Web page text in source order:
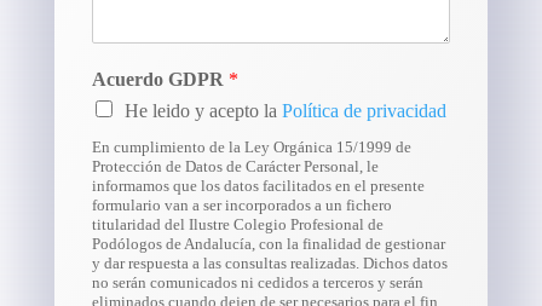
Acuerdo GDPR *
He leido y acepto la Política de privacidad
En cumplimiento de la Ley Orgánica 15/1999 de
Protección de Datos de Carácter Personal, le
informamos que los datos facilitados en el presente
formulario van a ser incorporados a un fichero
titularidad del Ilustre Colegio Profesional de
Podólogos de Andalucía, con la finalidad de gestionar
y dar respuesta a las consultas realizadas. Dichos datos
no serán comunicados ni cedidos a terceros y serán
eliminados cuando dejen de ser necesarios para el fin